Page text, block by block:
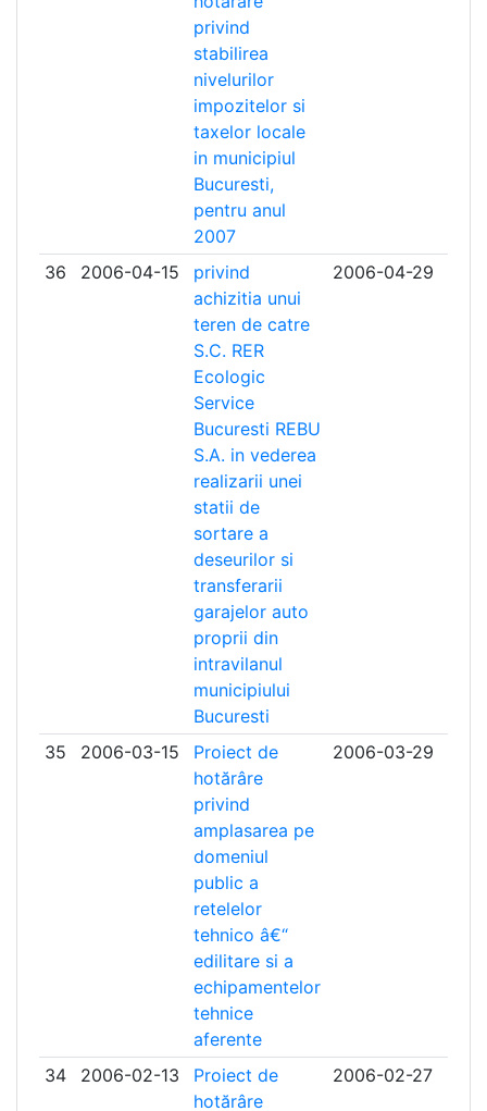
privind
stabilirea
nivelurilor
impozitelor si
taxelor locale
in municipiul
Bucuresti,
pentru anul
2007
36 2006-04-15
privind
achizitia unui
teren de catre
S.C. RER
Ecologic
Service
Bucuresti REBU
S.A. in vederea
realizarii unei
statii de
sortare a
deseurilor si
transferarii
garajelor auto
proprii din
intravilanul
municipiului
Bucuresti
2006-04-29
35 2006-03-15
Proiect de
hotărâre
privind
amplasarea pe
domeniul
public a
retelelor
tehnico â€“
edilitare si a
echipamentelor
tehnice
aferente
2006-03-29
34 2006-02-13
Proiect de
hotărâre
2006-02-27